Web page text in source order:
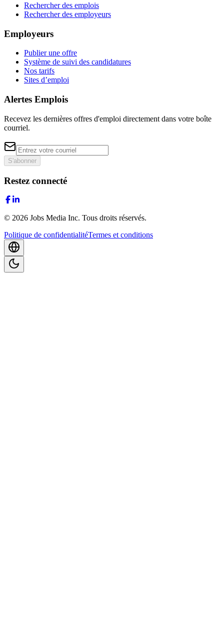
Rechercher des emplois
Rechercher des employeurs
Employeurs
Publier une offre
Système de suivi des candidatures
Nos tarifs
Sites d’emploi
Alertes Emplois
Recevez les dernières offres d'emploi directement dans votre boîte
courriel.
S'abonner
Restez connecté
© 2026 Jobs Media Inc. Tous droits réservés.
Politique de confidentialitéTermes et conditions